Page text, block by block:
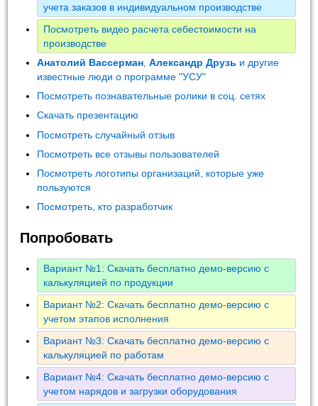
учета заказов в индивидуальном производстве
Посмотреть видео расчета себестоимости на
производстве
Анатолий Вассерман ,Александр Друзь и другие
известные люди о программе "УСУ"
Посмотреть познавательные ролики в соц. сетях
Скачать презентацию
Посмотреть случайный отзыв
Посмотреть все отзывы пользователей
Посмотреть логотипы организаций, которые уже
пользуются
Посмотреть, кто разработчик
Попробовать
Вариант №1: Скачать бесплатно демо-версию с
калькуляцией по продукции
Вариант №2: Скачать бесплатно демо-версию с
учетом этапов исполнения
Вариант №3: Скачать бесплатно демо-версию с
калькуляцией по работам
Вариант №4: Скачать бесплатно демо-версию с
учетом нарядов и загрузки оборудования